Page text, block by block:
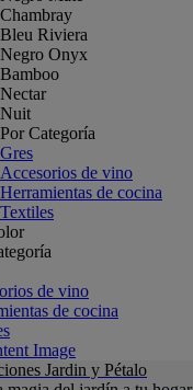
Chambray
Bleu Riviera
Negro Onyx
Bamboo
Nectar
Nuit
Por Categoría
Gres
Accesorios de vino
Herramientas de cocina
Textiles
de vino
de cocina
Jardin y Pétalo